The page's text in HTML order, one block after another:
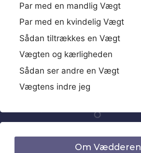
Par med en mandlig Vægt
Par med en kvindelig Vægt
Sådan tiltrækkes en Vægt
Vægten og kærligheden
Sådan ser andre en Vægt
Vægtens indre jeg
Om Vædderen